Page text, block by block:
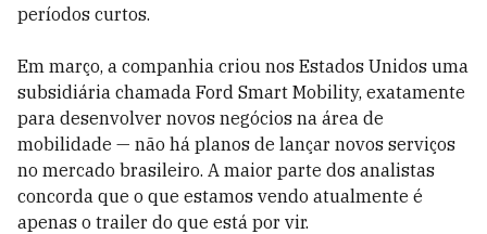
períodos curtos.
Em março, a companhia criou nos Estados Unidos uma
subsidiária chamada Ford Smart Mobility, exatamente
para desenvolver novos negócios na área de
mobilidade — não há planos de lançar novos serviços
no mercado brasileiro. A maior parte dos analistas
concorda que o que estamos vendo atualmente é
apenas o trailer do que está por vir.